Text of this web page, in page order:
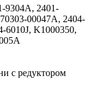
9304A, 2401-
00047A, 2404-
6010J, K1000350,
с редуктором